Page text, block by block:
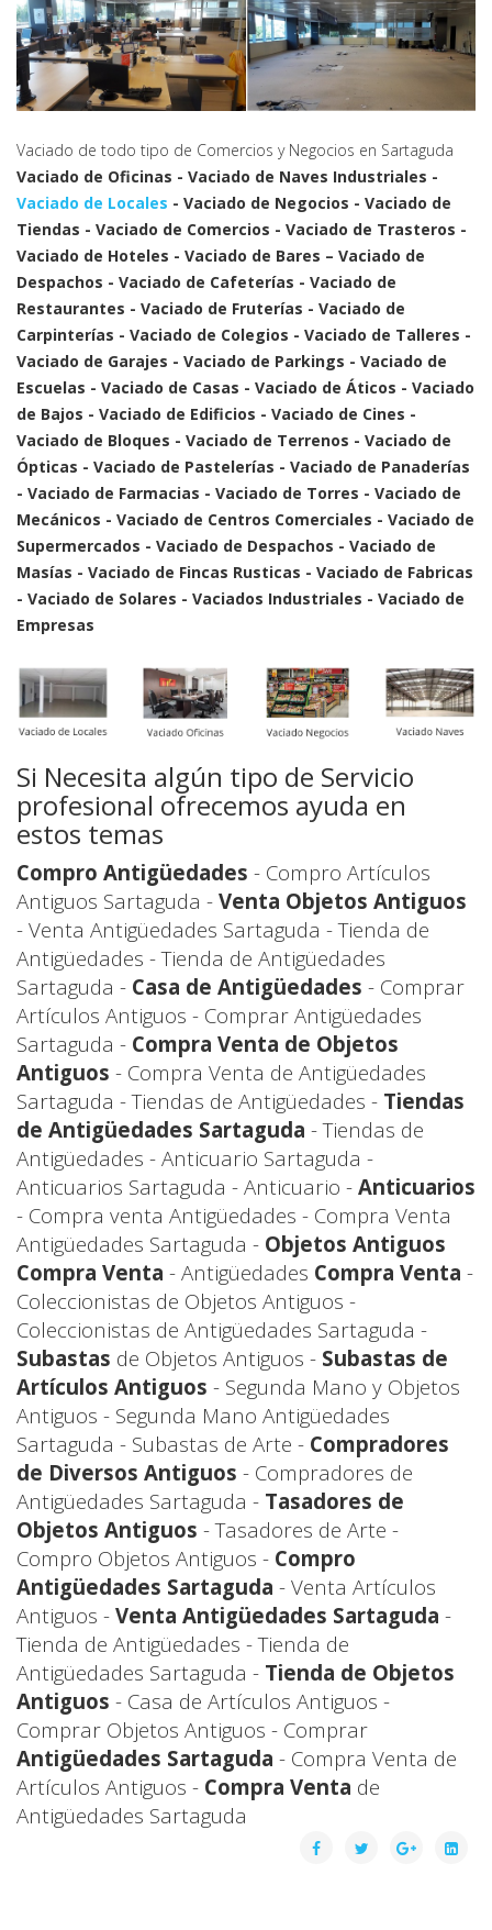
Vaciado de todo tipo de Comercios y Negocios en Sartaguda
Vaciado de Oficinas - Vaciado de Naves Industriales -
Vaciado de Locales - Vaciado de Negocios - Vaciado de
Tiendas - Vaciado de Comercios - Vaciado de Trasteros -
Vaciado de Hoteles - Vaciado de Bares – Vaciado de
Despachos - Vaciado de Cafeterías - Vaciado de
Restaurantes - Vaciado de Fruterías - Vaciado de
Carpinterías - Vaciado de Colegios - Vaciado de Talleres -
Vaciado de Garajes - Vaciado de Parkings - Vaciado de
Escuelas - Vaciado de Casas - Vaciado de Áticos - Vaciado
de Bajos - Vaciado de Edificios - Vaciado de Cines -
Vaciado de Bloques - Vaciado de Terrenos - Vaciado de
Ópticas - Vaciado de Pastelerías - Vaciado de Panaderías
- Vaciado de Farmacias - Vaciado de Torres - Vaciado de
Mecánicos - Vaciado de Centros Comerciales - Vaciado de
Supermercados - Vaciado de Despachos - Vaciado de
Masías - Vaciado de Fincas Rusticas - Vaciado de Fabricas
- Vaciado de Solares - Vaciados Industriales - Vaciado de
Empresas
Si Necesita algún tipo de Servicio
profesional ofrecemos ayuda en
estos temas
Compro Antigüedades - Compro Artículos
Antiguos Sartaguda - Venta Objetos Antiguos
- Venta Antigüedades Sartaguda - Tienda de
Antigüedades - Tienda de Antigüedades
Sartaguda - Casa de Antigüedades - Comprar
Artículos Antiguos - Comprar Antigüedades
Sartaguda - Compra Venta de Objetos
Antiguos - Compra Venta de Antigüedades
Sartaguda - Tiendas de Antigüedades - Tiendas
de Antigüedades Sartaguda - Tiendas de
Antigüedades - Anticuario Sartaguda -
Anticuarios Sartaguda - Anticuario - Anticuarios
- Compra venta Antigüedades - Compra Venta
Antigüedades Sartaguda - Objetos Antiguos
Compra Venta - Antigüedades Compra Venta -
Coleccionistas de Objetos Antiguos -
Coleccionistas de Antigüedades Sartaguda -
Subastas de Objetos Antiguos - Subastas de
Artículos Antiguos - Segunda Mano y Objetos
Antiguos - Segunda Mano Antigüedades
Sartaguda - Subastas de Arte - Compradores
de Diversos Antiguos - Compradores de
Antigüedades Sartaguda - Tasadores de
Objetos Antiguos - Tasadores de Arte -
Compro Objetos Antiguos - Compro
Antigüedades Sartaguda - Venta Artículos
Antiguos - Venta Antigüedades Sartaguda -
Tienda de Antigüedades - Tienda de
Antigüedades Sartaguda - Tienda de Objetos
Antiguos - Casa de Artículos Antiguos -
Comprar Objetos Antiguos - Comprar
Antigüedades Sartaguda - Compra Venta de
Artículos Antiguos - Compra Venta de
Antigüedades Sartaguda